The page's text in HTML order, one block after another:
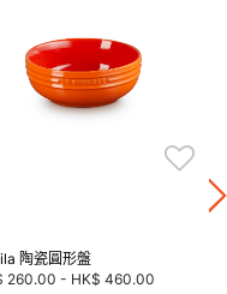
陶瓷圓形盤
260.00 - HK$ 460.00